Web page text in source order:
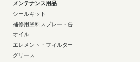
メンテナンス用品
シールキット
補修用塗料スプレー・缶
オイル
エレメント・フィルター
グリース